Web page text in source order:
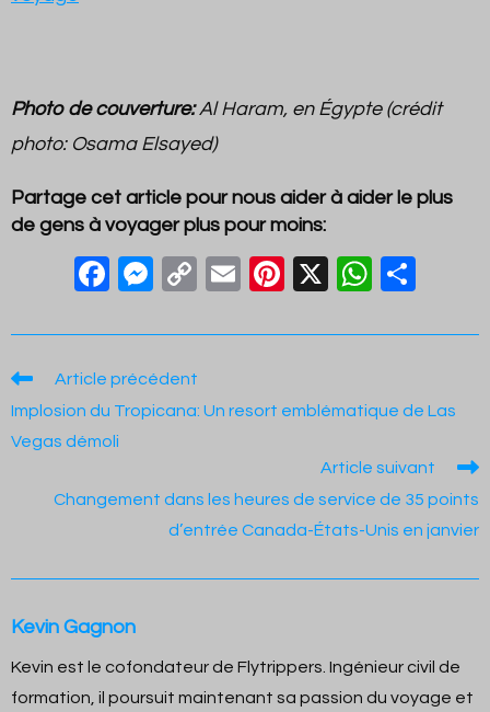
Photo de couverture:Al Haram, en Égypte (crédit
photo: Osama Elsayed)
Partage cet article pour nous aider à aider le plus
de gens à voyager plus pour moins:
F
c
e
b
o
M
ss
e
n
C
p
Li
E
ail
Pi
er
st
X
W
at
A
p
ar
Read
articles
Article précédent
Implosion du Tropicana: Un resort emblématique de Las
Vegas démoli
Article suivant
Changement dans les heures de service de 35 points
d’entrée Canada-États-Unis en janvier
Kevin Gagnon
Kevin est le cofondateur de Flytrippers. Ingénieur civil de
formation, il poursuit maintenant sa passion du voyage et